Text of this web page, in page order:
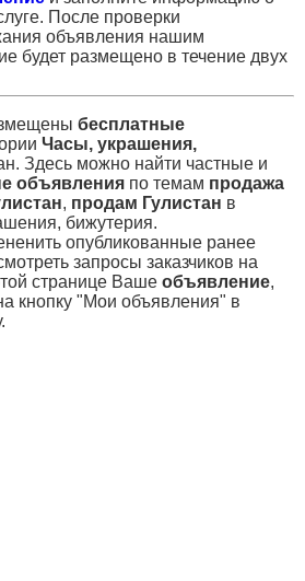
После проверки
объявления нашим
будет размещено в течение двух
бесплатные
Часы, украшения,
Здесь можно найти частные и
объявления по темам продажа
, продам Гулистан в
бижутерия.
опубликованные ранее
запросы заказчиков на
странице Ваше объявление,
кнопку "Мои объявления" в